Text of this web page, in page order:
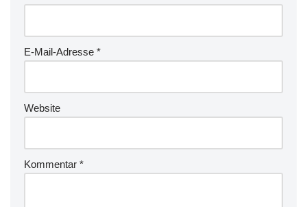
E-Mail-Adresse *
Website
Kommentar *